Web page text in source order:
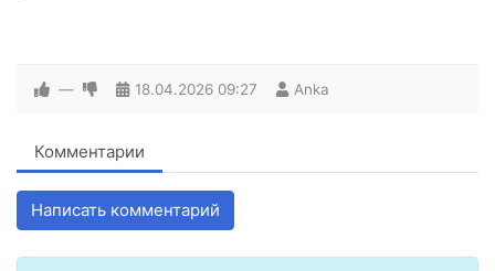
— 18.04.2026 09:27 Anka
Комментарии
Написать комментарий